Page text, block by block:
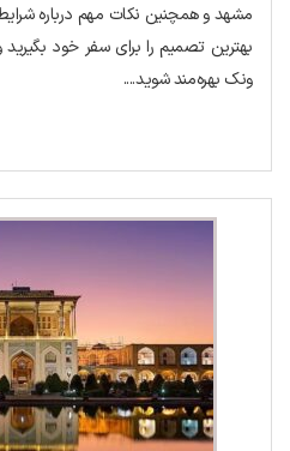
مشهد و همچنین نکات مهم درباره شرایط
بهترین تصمیم را برای سفر خود
ونک بهره‌مند شوید....